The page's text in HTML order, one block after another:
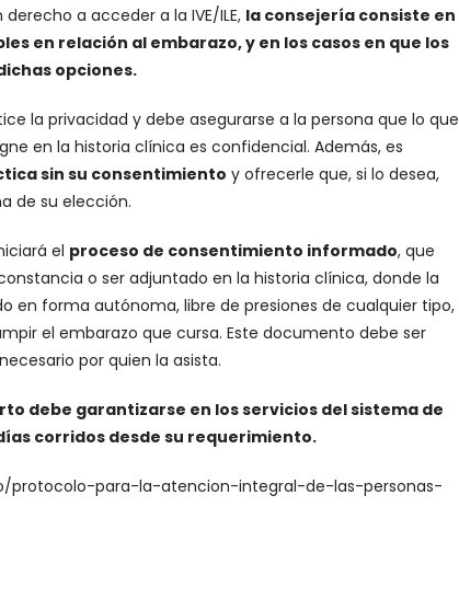
a acceder a la IVE/ILE, la consejería consiste en
en relación al embarazo, y en los casos en que los
opciones.
la privacidad y debe asegurarse a la persona que lo que
en la historia clínica es confidencial. Además, es
sin su consentimiento y ofrecerle que, si lo desea,
de su elección.
el proceso de consentimiento informado, que
o ser adjuntado en la historia clínica, donde la
en forma autónoma, libre de presiones de cualquier tipo,
el embarazo que cursa. Este documento debe ser
por quien la asista.
debe garantizarse en los servicios del sistema de
corridos desde su requerimiento.
protocolo-para-la-atencion-integral-de-las-personas-